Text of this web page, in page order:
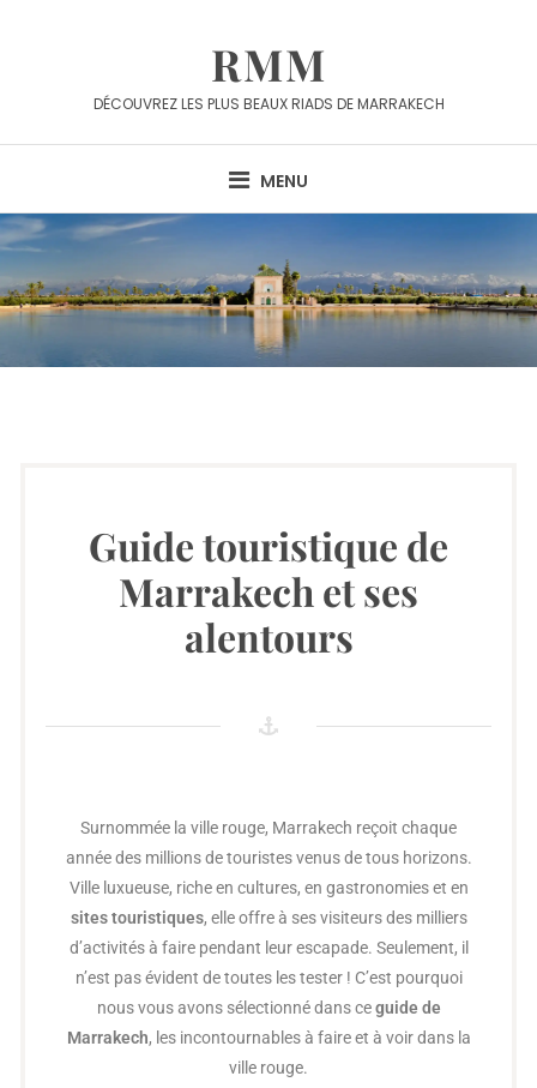
RMM
DÉCOUVREZ LES PLUS BEAUX RIADS DE MARRAKECH
MENU
Guide touristique de
Marrakech et ses
alentours
Surnommée la ville rouge, Marrakech reçoit chaque
année des millions de touristes venus de tous horizons.
Ville luxueuse, riche en cultures, en gastronomies et en
sites touristiques, elle offre à ses visiteurs des milliers
d’activités à faire pendant leur escapade. Seulement, il
n’est pas évident de toutes les tester ! C’est pourquoi
nous vous avons sélectionné dans ceguide de
Marrakech, les incontournables à faire et à voir dans la
ville rouge.